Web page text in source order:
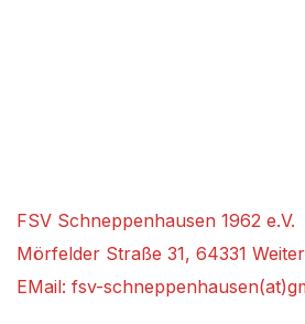
FSV Schneppenhausen 1962 e.V.
Mörfelder Straße 31, 64331
EMail: fsv-